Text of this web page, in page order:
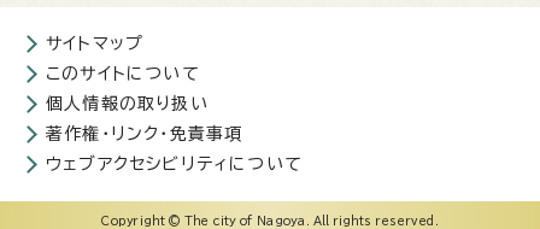
サイトマップ
このサイトについて
個人情報の取り扱い
著作権・リンク・免責事項
ウェブアクセシビリティについて
Copyright © The city of Nagoya. All rights reserved.